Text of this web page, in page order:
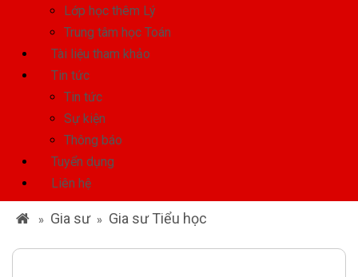
Lớp học thêm Lý
Trung tâm học Toán
Tài liệu tham khảo
Tin tức
Tin tức
Sự kiện
Thông báo
Tuyển dụng
Liên hệ
» Gia sư » Gia sư Tiểu học